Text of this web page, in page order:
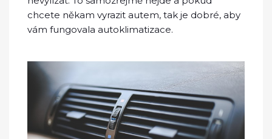
chcete někam vyrazit autem, tak je dobré, aby
vám fungovala autoklimatizace.